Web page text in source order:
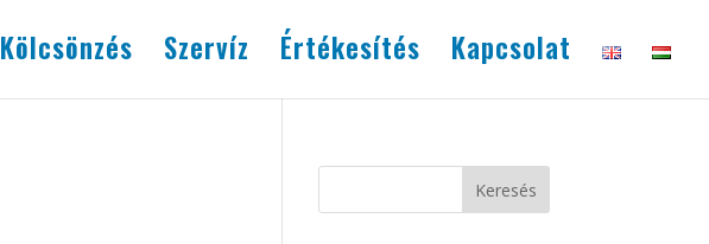
Kölcsönzés Szervíz Értékesítés Kapcsolat